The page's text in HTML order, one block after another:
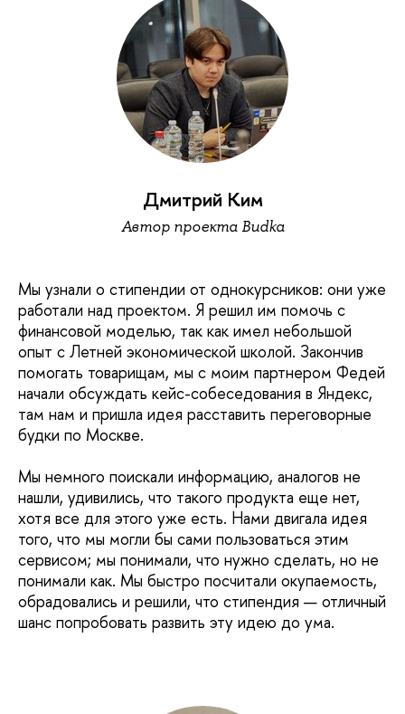
Дмитрий Ким
Автор проекта Budka
Мы узнали о стипендии от однокурсников: они уже
работали над проектом. Я решил им помочь с
финансовой моделью, так как имел небольшой
опыт с Летней экономической школой. Закончив
помогать товарищам, мы с моим партнером Федей
начали обсуждать кейс-собеседования в Яндекс,
там нам и пришла идея расставить переговорные
будки по Москве.
Мы немного поискали информацию, аналогов не
нашли, удивились, что такого продукта еще нет,
хотя все для этого уже есть. Нами двигала идея
того, что мы могли бы сами пользоваться этим
сервисом; мы понимали, что нужно сделать, но не
понимали как. Мы быстро посчитали окупаемость,
обрадовались и решили, что стипендия — отличный
шанс попробовать развить эту идею до ума.